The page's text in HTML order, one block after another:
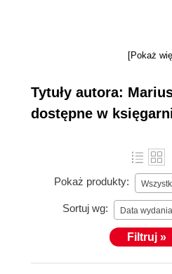
współautorem 3 książek i
[Pokaż
Tytuły autora:
dostępne w
Pokaż produkty:
Sortuj wg: Data wydania
Filtruj »